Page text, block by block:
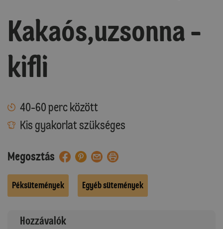
Kakaós,uzsonna -
kifli
40-60 perc között
Kis gyakorlat szükséges
Megosztás
Péksütemények Egyéb sütemények
Hozzávalók